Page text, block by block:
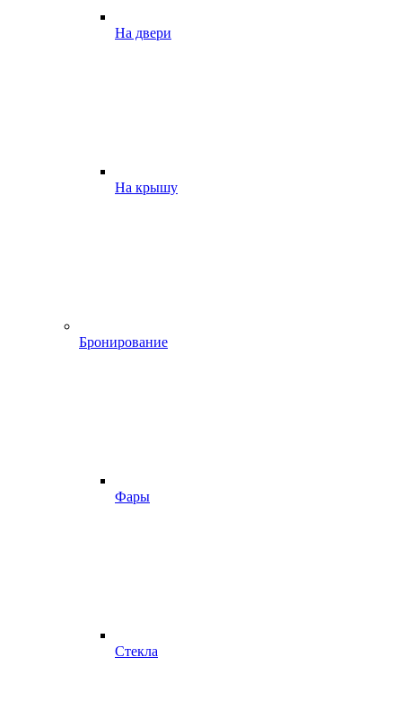
На двери
На крышу
Бронирование
Фары
Стекла